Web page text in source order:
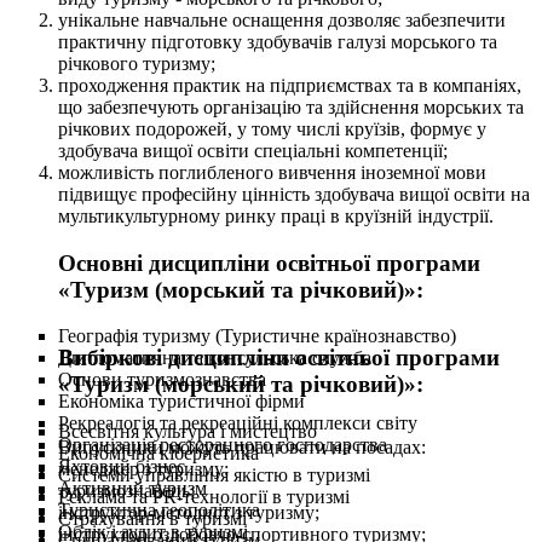
унікальне навчальне оснащення дозволяє забезпечити
практичну підготовку здобувачів галузі морського та
річкового туризму;
проходження практик на підприємствах та в компаніях,
що забезпечують організацію та здійснення морських та
річкових подорожей, у тому числі круїзів, формує у
здобувача вищої освіти спеціальні компетенції;
можливість поглибленого вивчення іноземної мови
підвищує професійну цінність здобувача вищої освіти на
мультикультурному ринку праці в круїзній індустрії.
Основні дисципліни освітньої програми
«Туризм (морський та річковий)»:
Географія туризму (Туристичне країнознавство)
Дипломатична та консульська служба
Основи туризмознавства
Економіка туристичної фірми
Рекреалогія та рекреаційні комплекси світу
Організація ресторанного господарства
Яхтовий бізнес
Активний туризм
Туристична геополітика
Облік і аудит в туризмі
Вибіркові дисципліни освітньої програми
«Туризм (морський та річковий)»:
Всесвітня культура і мистецтво
Економічна кібернетика
Системи управління якістю в туризмі
Реклама та PR-технології в туризмі
Страхування в туризмі
Випускники можуть працювати на посадах:
менеджер з туризму;
туризмознавець;
інструктор-методист з туризму;
інструктор оздоровчо-спортивного туризму;